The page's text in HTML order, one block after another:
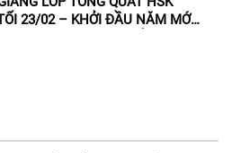
23/02 – KHỞI ĐẦU NĂM MỚI,